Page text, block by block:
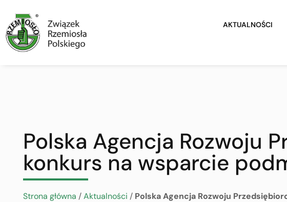
AKTUALNOŚCI
Polska Agencja Rozwoju
konkurs na wsparcie
Strona główna /Aktualności / Polska Agencja Rozwoju